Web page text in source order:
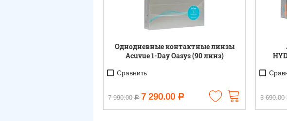
Однодневные контактные линзы
Acuvue 1-Day Oasys (90 линз)
Сравнить
7 990.00 Р 7 290.00 Р 3 690.00